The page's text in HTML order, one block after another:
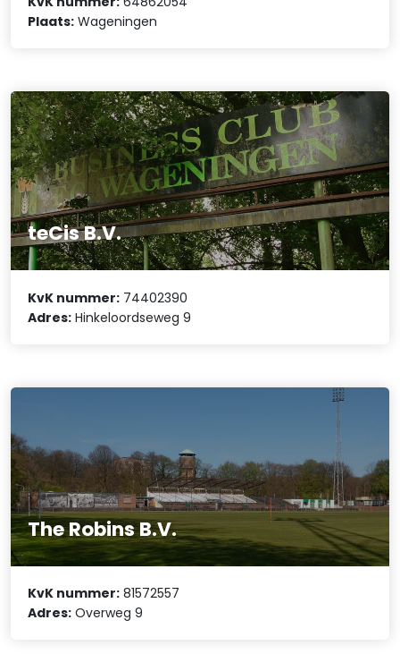
Plaats: Wageningen
teCis B.V.
KvK nummer: 74402390
Adres: Hinkeloordseweg 9
The Robins B.V.
KvK nummer: 81572557
Adres: Overweg 9